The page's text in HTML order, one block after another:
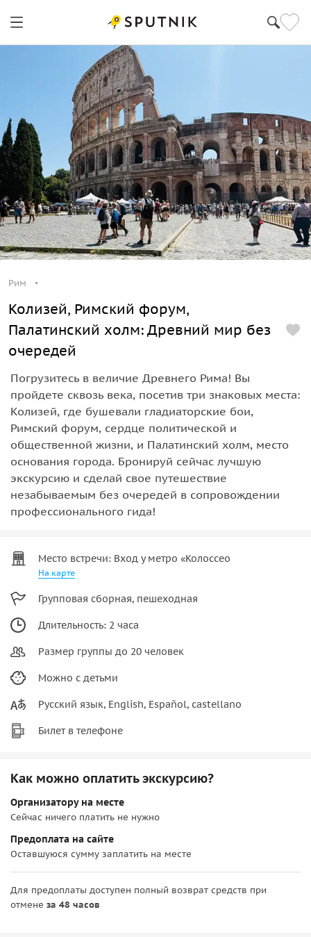
Рим
Колизей, Римский форум,
Палатинский холм: Древний мир без
очередей
Погрузитесь в величие Древнего Рима! Вы
пройдете сквозь века, посетив три знаковых места:
Колизей, где бушевали гладиаторские бои,
Римский форум, сердце политической и
общественной жизни, и Палатинский холм, место
основания города. Бронируй сейчас лучшую
экскурсию и сделай свое путешествие
незабываемым без очередей в сопровождении
профессионального гида!
Место встречи: Вход у метро «Колоссео
На карте
Групповая сборная, пешеходная
Длительность: 2 часа
Размер группы до 20 человек
Можно с детьми
Русский язык, English, Español, castellano
Билет в телефоне
Как можно оплатить экскурсию?
Организатору на месте
Сейчас ничего платить не нужно
Предоплата на сайте
Оставшуюся сумму заплатить на месте
Для предоплаты доступен полный возврат средств при
отмене за 48 часов